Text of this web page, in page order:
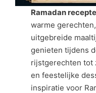
Ramadan
warme
uitgebreide
genieten tijdens
rijstgerechten tot
en feestelijke
inspiratie voor